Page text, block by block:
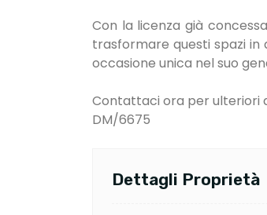
Con la licenza già
trasformare questi spazi
occasione unica nel suo
Contattaci ora per ulteriori
DM/6675
Dettagli Proprietà